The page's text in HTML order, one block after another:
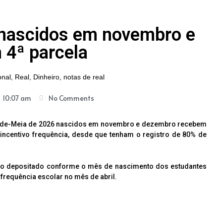
em novembro e
parcela
10:07 am No Comments
Meia de 2026 nascidos em novembro e dezembro recebem
frequência, desde que tenham o registro de 80% de
depositado conforme o mês de nascimento dos estudantes
escolar no mês de abril.